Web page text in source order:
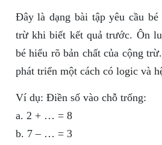
Đây là dạng bài tập yêu cầu
trừ khi biết kết quả trước. Ôn
bé hiểu rõ bản chất của cộng
phát triển một cách có logic và
Ví dụ: Điền số vào chỗ trống:
a. 2 + … = 8
b. 7 – … = 3